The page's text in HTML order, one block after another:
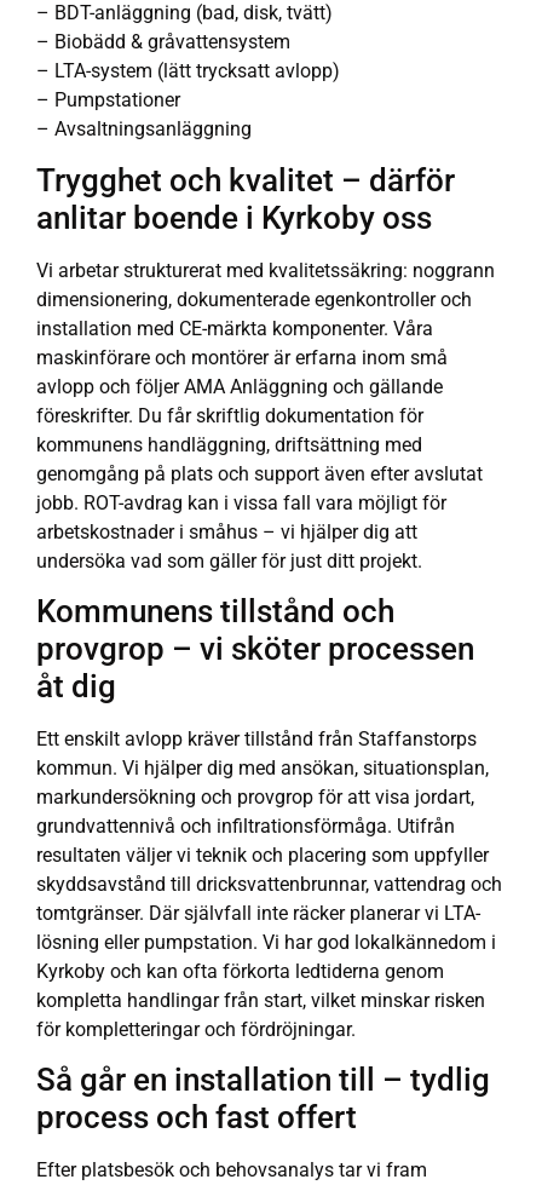
– BDT-anläggning (bad, disk, tvätt)
– Biobädd & gråvattensystem
– LTA-system (lätt trycksatt avlopp)
– Pumpstationer
– Avsaltningsanläggning
Trygghet och kvalitet – därför
anlitar boende i Kyrkoby oss
Vi arbetar strukturerat med kvalitetssäkring: noggrann
dimensionering, dokumenterade egenkontroller och
installation med CE-märkta komponenter. Våra
maskinförare och montörer är erfarna inom små
avlopp och följer AMA Anläggning och gällande
föreskrifter. Du får skriftlig dokumentation för
kommunens handläggning, driftsättning med
genomgång på plats och support även efter avslutat
jobb. ROT-avdrag kan i vissa fall vara möjligt för
arbetskostnader i småhus – vi hjälper dig att
undersöka vad som gäller för just ditt projekt.
Kommunens tillstånd och
provgrop – vi sköter processen
åt dig
Ett enskilt avlopp kräver tillstånd från Staffanstorps
kommun. Vi hjälper dig med ansökan, situationsplan,
markundersökning och provgrop för att visa jordart,
grundvattennivå och infiltrationsförmåga. Utifrån
resultaten väljer vi teknik och placering som uppfyller
skyddsavstånd till dricksvattenbrunnar, vattendrag och
tomtgränser. Där självfall inte räcker planerar vi LTA-
lösning eller pumpstation. Vi har god lokalkännedom i
Kyrkoby och kan ofta förkorta ledtiderna genom
kompletta handlingar från start, vilket minskar risken
för kompletteringar och fördröjningar.
Så går en installation till – tydlig
process och fast offert
Efter platsbesök och behovsanalys tar vi fram